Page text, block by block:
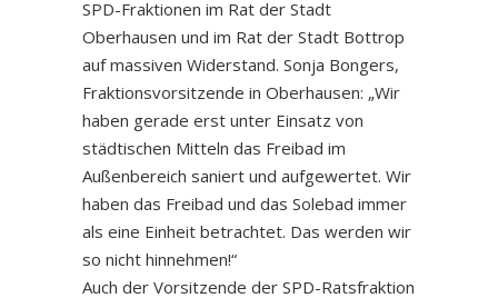
SPD-Fraktionen im Rat der Stadt
Oberhausen und im Rat der Stadt Bottrop
auf massiven Widerstand. Sonja Bongers,
Fraktionsvorsitzende in Oberhausen: „Wir
haben gerade erst unter Einsatz von
städtischen Mitteln das Freibad im
Außenbereich saniert und aufgewertet. Wir
haben das Freibad und das Solebad immer
als eine Einheit betrachtet. Das werden wir
so nicht hinnehmen!“
Auch der Vorsitzende der SPD-Ratsfraktion